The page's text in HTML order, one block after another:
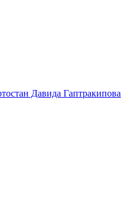
Давида Гаптракипова